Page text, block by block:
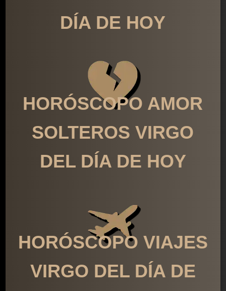
DÍA DE HOY
HORÓSCOPO AMOR
SOLTEROS VIRGO
DEL DÍA DE HOY
HORÓSCOPO VIAJES
VIRGO DEL DÍA DE